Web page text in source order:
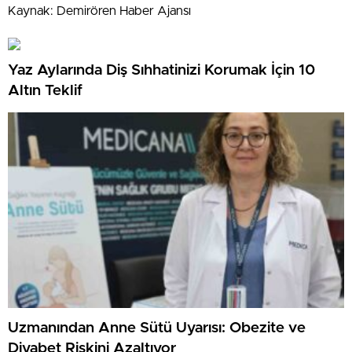
Kaynak: Demirören Haber Ajansı
Yaz Aylarında Diş Sıhhatinizi Korumak İçin 10
Altın Teklif
Uzmanından Anne Sütü Uyarısı: Obezite ve
Diyabet Riskini Azaltıyor